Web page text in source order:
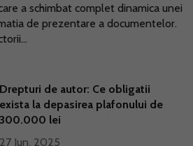
a schimbat complet dinamica unei
de prezentare a documentelor.
Drepturi de autor: Ce obligatii
exista la depasirea plafonului de
300.000 lei
27 Iun. 2025